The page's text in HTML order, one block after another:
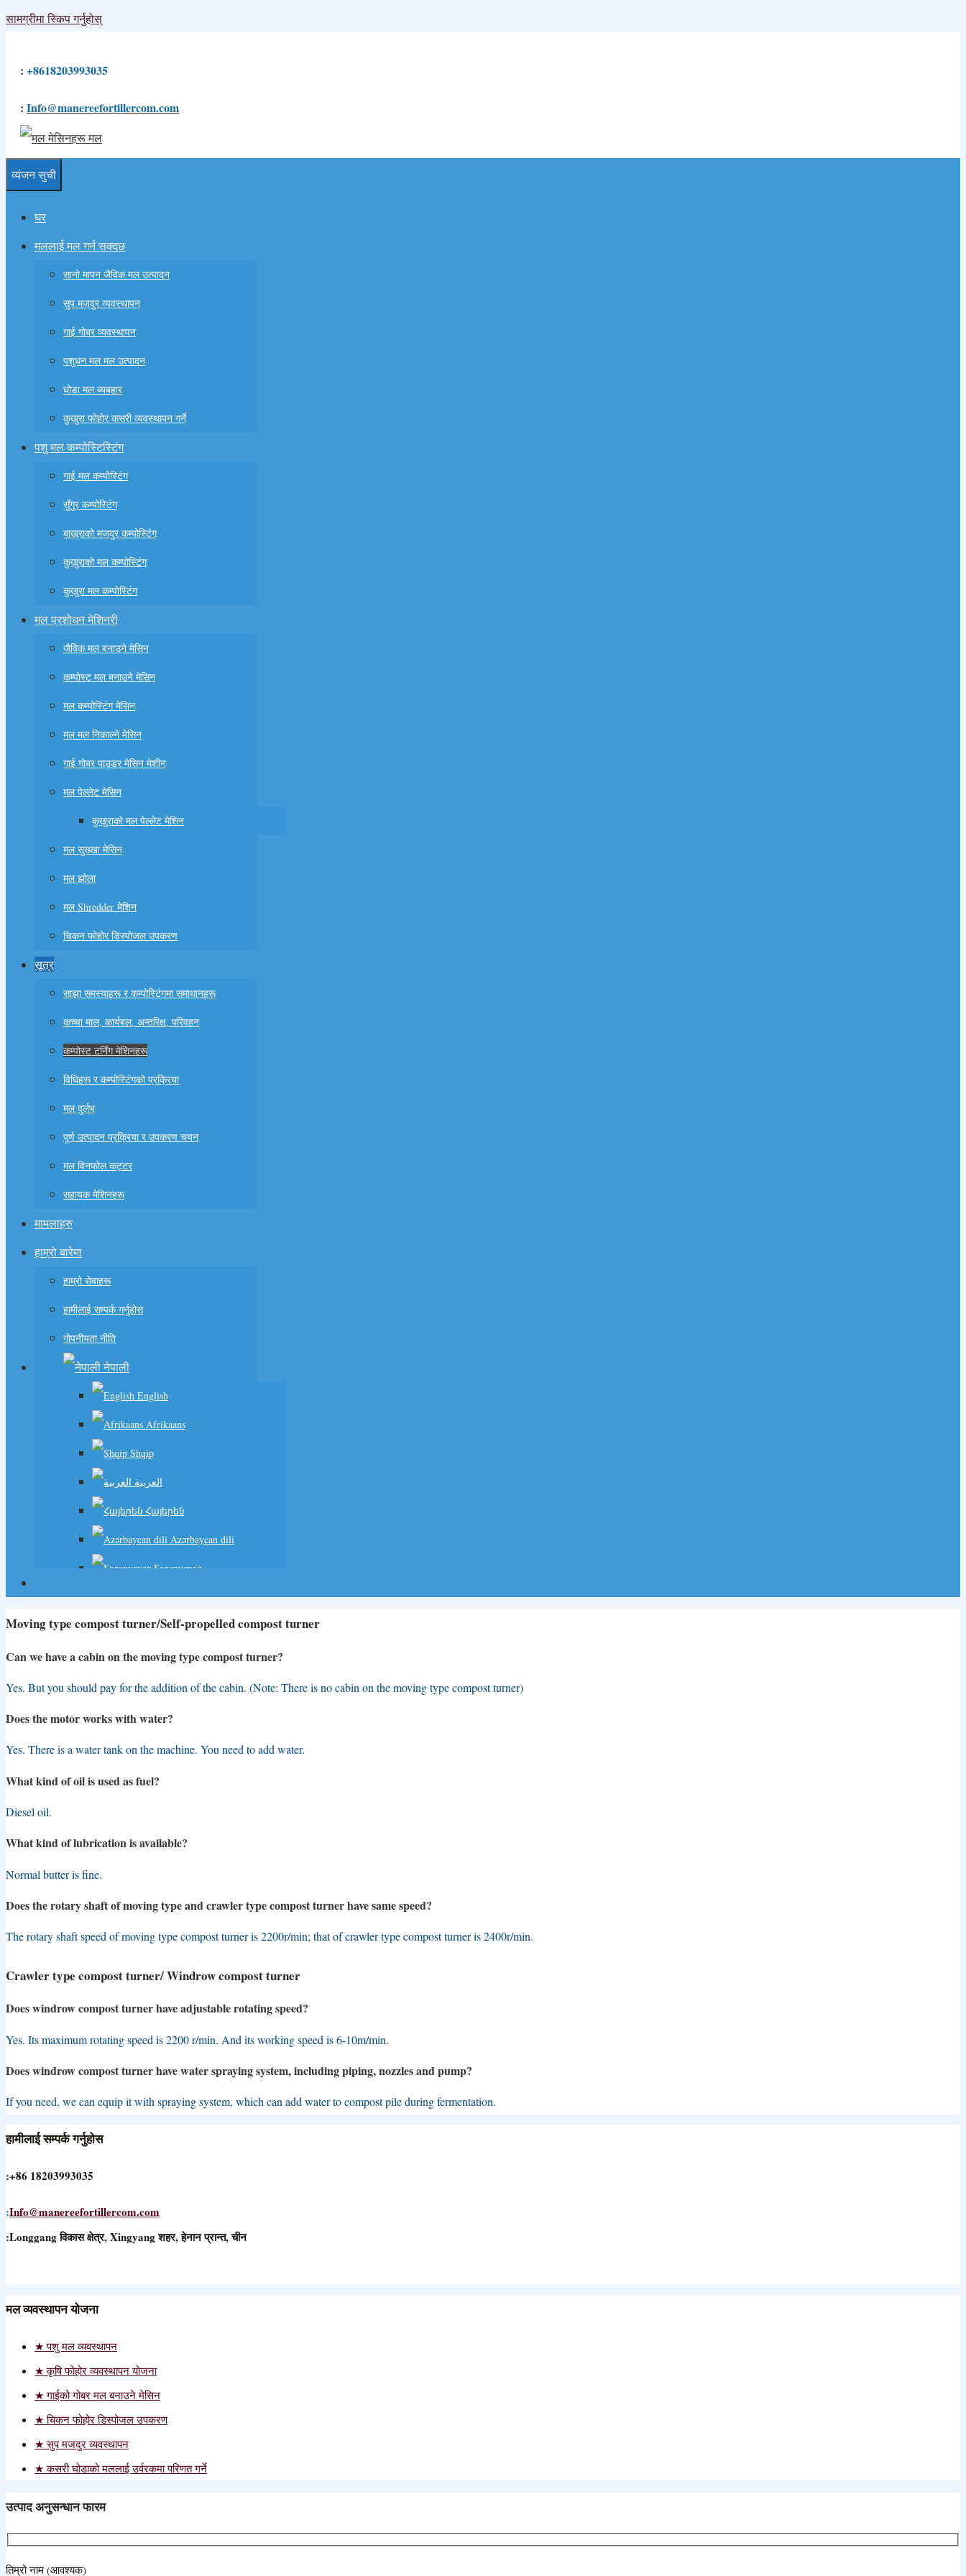
सामग्रीमा स्किप गर्नुहोस्
: +8618203993035
: Info@manereefortillercom.com
व्यंजन सुची
घर
मललाई मल गर्न सक्दछ
सानो मापन जैविक मल उत्पादन
सुप मजदुर व्यवस्थापन
गाई गोबर व्यवस्थापन
पशुधन मल मल उत्पादन
घोडा मल ब्यबहार
कुखुरा फोहोर कसरी व्यवस्थापन गर्ने
पशु मल कम्पोस्टिस्टिंग
गाई मल कम्पोस्टिंग
सुँगुर कम्पोस्टिंग
बाख्राको मजदुर कम्पोस्टिंग
कुखुराको मल कम्पोस्टिंग
कुखुरा मल कम्पोस्टिंग
मल प्रशोधन मेशिनरी
जैविक मल बनाउने मेसिन
कम्पोस्ट मल बनाउने मेसिन
मल कम्पोस्टिंग मेसिन
मल मल निकाल्ने मेसिन
गाई गोबर पाउडर मेसिन मेशीन
मल पेल्लेट मेसिन
कुखुराको मल पेल्लेट मेशिन
मल सुख्खा मेसिन
मल झोला
मल Shredder मेशिन
चिकन फोहोर डिस्पोजल उपकरण
सूत्र
साझा समस्याहरू र कम्पोस्टिंगमा समाधानहरू
कच्चा माल, कार्यबल, अन्तरिक्ष, परिवहन
कम्पोस्ट टर्निंग मेशिनहरू
विधिहरू र कम्पोस्टिंगको प्रक्रिया
मल दुर्लभ
पूर्ण उत्पादन प्रक्रिया र उपकरण चयन
मल विनफोल कट्टर
सहायक मेशिनहरू
मामलाहरु
हाम्रो बारेमा
हाम्रो सेवाहरू
हामीलाई सम्पर्क गर्नुहोस
गोपनीयता नीति
नेपाली
English
Afrikaans
Shqip
العربية
Հայերեն
Azərbaycan dili
Беларуская
বাংলা
Български
မြန်မာစာ
Hrvatski
Čeština
Deutsch
Ελληνικά
Magyar
Latviešu valoda
Монгол
Norsk
Português
Moving type compost turner/Self-propelled compost turner
Can we have a cabin on the moving type compost turner?
Yes. But you should pay for the addition of the cabin. (Note: There is no cabin on the moving type compost turner)
Does the motor works with water?
Yes. There is a water tank on the machine. You need to add water.
What kind of oil is used as fuel?
Diesel oil.
What kind of lubrication is available?
Normal butter is fine.
Does the rotary shaft of moving type and crawler type compost turner have same speed?
The rotary shaft speed of moving type compost turner is 2200r/min; that of crawler type compost turner is 2400r/min.
Crawler type compost turner/ Windrow compost turner
Does windrow compost turner have adjustable rotating speed?
Yes. Its maximum rotating speed is2200r/min. And its working speed is 6-10m/min.
Does windrow compost turner have water spraying system,including piping,nozzles and pump?
If you need, we can equip it with spraying system, which can add water to compost pile during fermentation.
हामीलाई सम्पर्क गर्नुहोस
:+86 18203993035
:Info@manereefortillercom.com
:Longgang विकास क्षेत्र, Xingyang शहर, हेनान प्रान्त, चीन
मल व्यवस्थापन योजना
पशु मल व्यवस्थापन
कृषि फोहोर व्यवस्थापन योजना
गाईको गोबर मल बनाउने मेसिन
चिकन फोहोर डिस्पोजल उपकरण
सुप मजदुर व्यवस्थापन
कसरी घोडाको मललाई उर्वरकमा परिणत गर्ने
उत्पाद अनुसन्धान फारम
तिम्रो नाम (आवश्यक)